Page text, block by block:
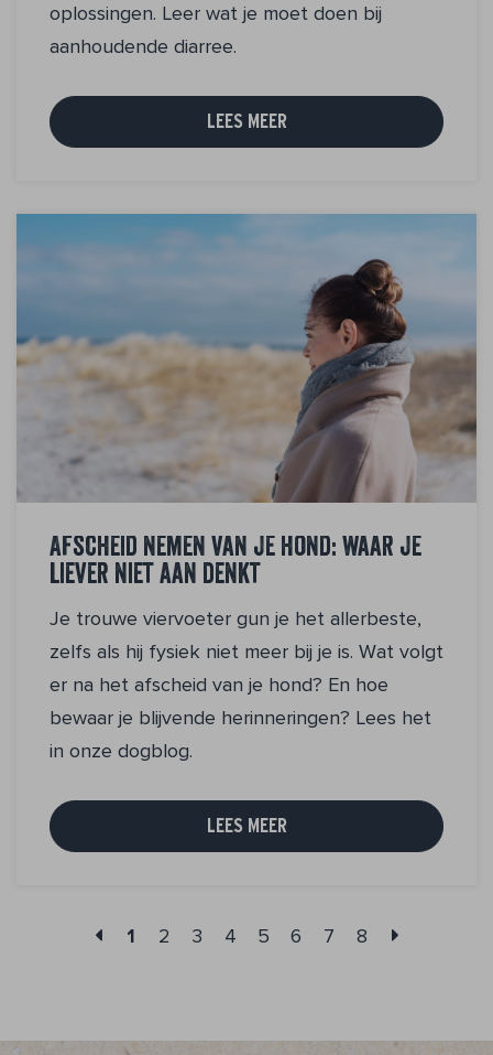
oplossingen. Leer wat je moet doen bij
aanhoudende diarree.
LEES MEER
Afscheid nemen van je hond: waar je
liever niet aan denkt
Je trouwe viervoeter gun je het allerbeste,
zelfs als hij fysiek niet meer bij je is. Wat volgt
er na het afscheid van je hond? En hoe
bewaar je blijvende herinneringen? Lees het
in onze dogblog.
LEES MEER
1 2 3 4 5 6 7 8